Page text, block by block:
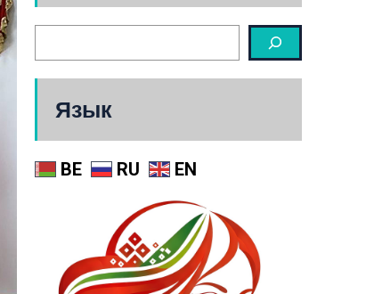
Язык
BE RU EN